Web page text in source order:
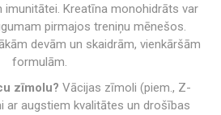
imunitātei. Kreatīna monohidrāts var
pirmajos treniņu mēnešos.
devām un skaidrām, vienkāršām
formulām.
zīmolu? Vācijas zīmoli (piem., Z-
ar augstiem kvalitātes un drošības